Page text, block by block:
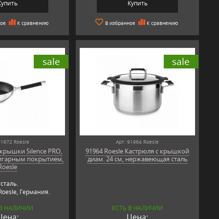
К сравнению
Купить
В избранное К сравнению
sale
Roesle
Silence PRO,
покрытием,
Германия.
НАЛИЧИИ
sale
Арт: 91964 Roesle
91964 Roesle Кастрюля с крышкой
диам. 24 см, нержавеющая сталь
ЕСТЬ В НАЛИЧИИ